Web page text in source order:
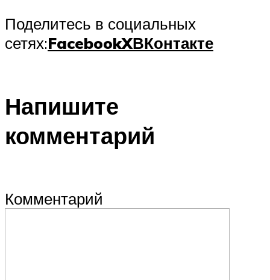
Поделитесь в социальных
сетях:FacebookXВКонтакте
Напишите
комментарий
Комментарий